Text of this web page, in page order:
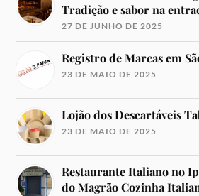
Tradição e sabor na
27 DE JUNHO DE 2025
Registro de Marcas em
23 DE MAIO DE 2025
Lojão dos Descartáveis
23 DE MAIO DE 2025
Restaurante Italiano no
do Magrão Cozinha